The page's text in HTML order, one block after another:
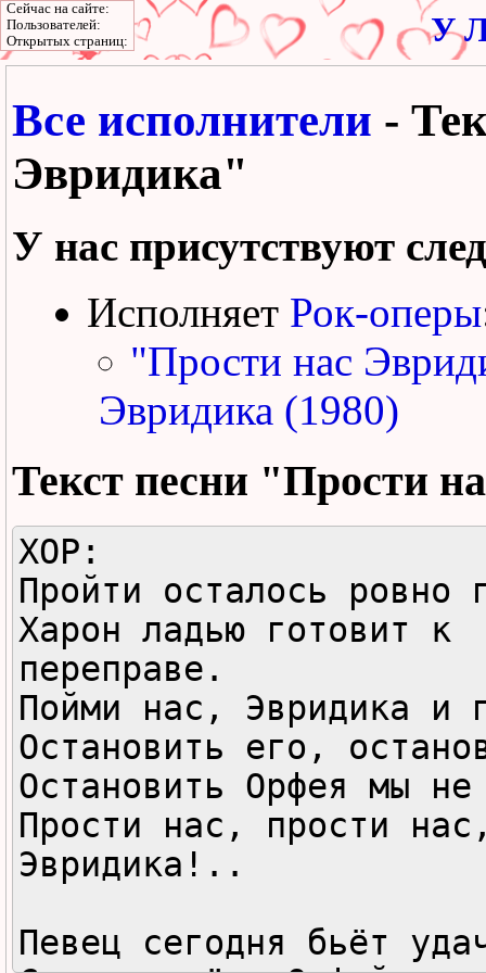
У
Все исполнители -
Эвридика"
У нас присутствуют
Исполняет Рок-оперы
"Прости нас
Эвридика (1980)
Текст песни "Прости
ХОР:
Пройти осталось ровно
Харон ладью готовит к
переправе.
Пойми нас, Эвридика и
Остановить его,
Остановить Орфея мы
Прости нас, прости
Эвридика!..
Певец сегодня бьёт
Сейчас на сайте:
Пользователей:
Открытых страниц: